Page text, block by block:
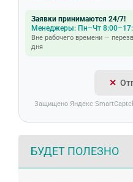
Заявки принимаются 24/7!
Менеджеры: Пн–Чт
Вне рабочего времени —
дня
Защищено Яндекс
БУДЕТ ПОЛЕЗНО